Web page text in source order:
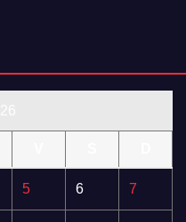
5 6 7